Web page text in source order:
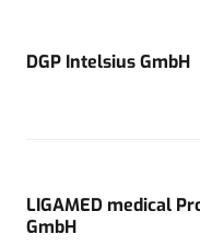
DGP Intelsius GmbH
LIGAMED medical
GmbH